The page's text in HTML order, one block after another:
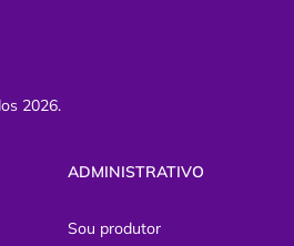
O ingresso de meia entrada é
pais e idosos.
2026.
ADMINISTRATIVO
Sou produtor